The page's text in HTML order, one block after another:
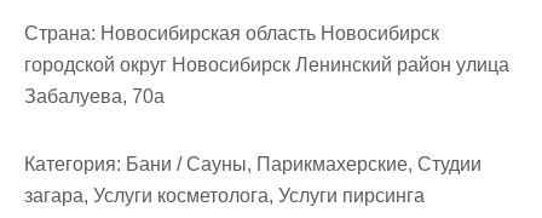
Страна: Новосибирская область Новосибирск
городской округ Новосибирск Ленинский район улица
Забалуева, 70а
Категория: Бани / Сауны, Парикмахерские, Студии
загара, Услуги косметолога, Услуги пирсинга